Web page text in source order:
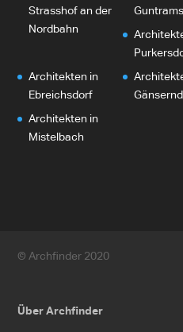
Strasshof an der
Nordbahn
Architekten in
Ebreichsdorf
Architekten in
Mistelbach
© Archfinder 2020
Über Archfinder